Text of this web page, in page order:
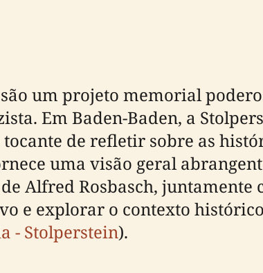
um projeto memorial
Em Baden-Baden, a
de refletir sobre as
uma visão geral
Alfred Rosbasch, juntamente
e explorar o contexto
- Stolperstein).